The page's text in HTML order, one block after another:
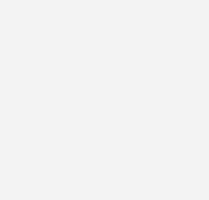
auf.
für das